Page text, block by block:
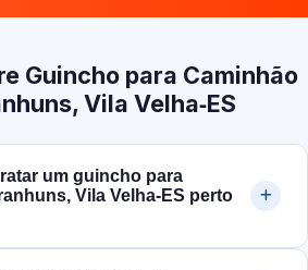
Guincho para Caminhão
Vila Velha‑ES
um guincho para
Vila Velha‑ES perto